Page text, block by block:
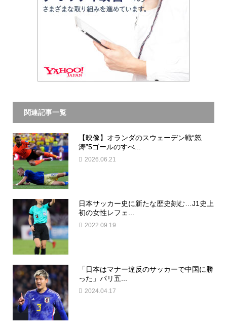
関連記事一覧
【映像】オランダのスウェーデン戦“怒
涛”5ゴールのすべ...
2026.06.21
日本サッカー史に新たな歴史刻む…J1史上
初の女性レフェ...
2022.09.19
「日本はマナー違反のサッカーで中国に勝
った」パリ五...
2024.04.17